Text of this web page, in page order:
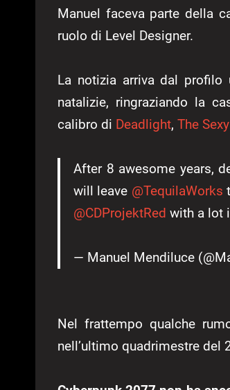
Manuel faceva parte della
ruolo di Level Designer.
La notizia arriva dal profilo
natalizie, ringraziando la
calibro di Deadlight, The
After 8 awesome years,
will leave @TequilaWorks
@CDProjektRed with a lot
— Manuel Mendiluce
Nel frattempo qualche
nell’ultimo quadrimestre